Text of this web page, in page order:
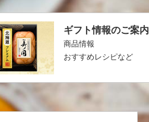
ギフト情報のご案内
商品情報
おすすめレシピなど